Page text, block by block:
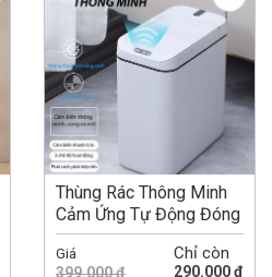
Thùng Rác Thông Minh
Cảm Ứng Tự Động Đóng
Mở Tiện Lợi...
Giá
399.000 đ
Chỉ còn
290.000 đ